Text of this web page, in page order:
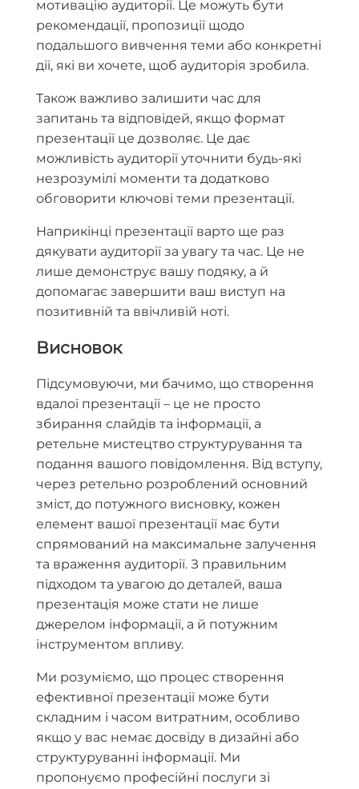
мотивацію аудиторії. Це можуть бути
рекомендації, пропозиції щодо
подальшого вивчення теми або конкретні
дії, які ви хочете, щоб аудиторія зробила.
Також важливо залишити час для
запитань та відповідей, якщо формат
презентації це дозволяє. Це дає
можливість аудиторії уточнити будь-які
незрозумілі моменти та додатково
обговорити ключові теми презентації.
Наприкінці презентації варто ще раз
дякувати аудиторії за увагу та час. Це не
лише демонструє вашу подяку, а й
допомагає завершити ваш виступ на
позитивній та ввічливій ноті.
Висновок
Підсумовуючи, ми бачимо, що створення
вдалої презентації – це не просто
збирання слайдів та інформації, а
ретельне мистецтво структурування та
подання вашого повідомлення. Від вступу,
через ретельно розроблений основний
зміст, до потужного висновку, кожен
елемент вашої презентації має бути
спрямований на максимальне залучення
та враження аудиторії. З правильним
підходом та увагою до деталей, ваша
презентація може стати не лише
джерелом інформації, а й потужним
інструментом впливу.
Ми розуміємо, що процес створення
ефективної презентації може бути
складним і часом витратним, особливо
якщо у вас немає досвіду в дизайні або
структуруванні інформації. Ми
пропонуємо професійні послуги зі